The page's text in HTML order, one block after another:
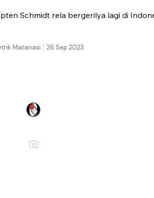
Schmidt rela bergerilya lagi di
26 Sep 2023
Matanasi